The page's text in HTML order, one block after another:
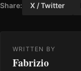
Share: X / Twitter
WRITTEN BY
Fabrizio